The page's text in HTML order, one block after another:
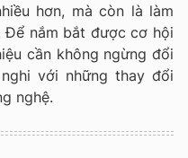
hơn, mà còn là làm
Để nắm bắt được cơ hội
cần không ngừng đổi
với những thay đổi
nghệ.